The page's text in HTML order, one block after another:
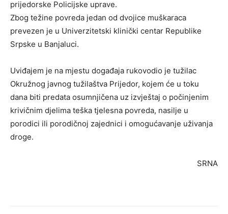
prijedorske Policijske uprave.
Zbog težine povreda jedan od dvojice muškaraca
prevezen je u Univerzitetski klinički centar Republike
Srpske u Banjaluci.
Uviđajem je na mjestu događaja rukovodio je tužilac
Okružnog javnog tužilaštva Prijedor, kojem će u toku
dana biti predata osumnjičena uz izvještaj o počinjenim
krivičnim djelima teška tjelesna povreda, nasilje u
porodici ili porodičnoj zajednici i omogućavanje uživanja
droge.
SRNA